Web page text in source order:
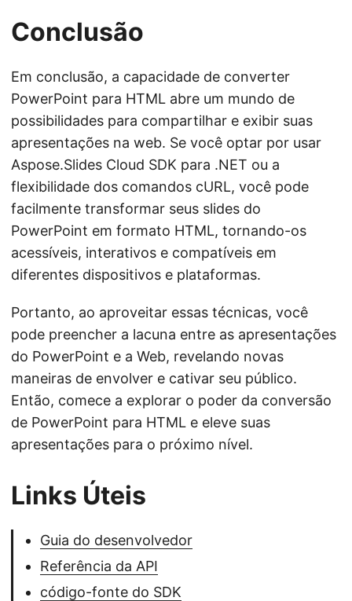
Conclusão
Em conclusão, a capacidade de converter
PowerPoint para HTML abre um mundo de
possibilidades para compartilhar e exibir suas
apresentações na web. Se você optar por usar
Aspose.Slides Cloud SDK para .NET ou a
flexibilidade dos comandos cURL, você pode
facilmente transformar seus slides do
PowerPoint em formato HTML, tornando-os
acessíveis, interativos e compatíveis em
diferentes dispositivos e plataformas.
Portanto, ao aproveitar essas técnicas, você
pode preencher a lacuna entre as apresentações
do PowerPoint e a Web, revelando novas
maneiras de envolver e cativar seu público.
Então, comece a explorar o poder da conversão
de PowerPoint para HTML e eleve suas
apresentações para o próximo nível.
Links Úteis
Guia do desenvolvedor
Referência da API
código-fonte do SDK